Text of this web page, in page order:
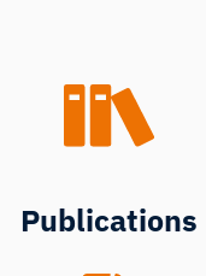
Publications